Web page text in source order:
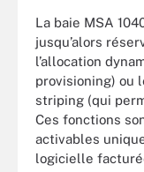
La baie MSA
jusqu’alors
l’allocation
provisioning) ou
striping (qui
Ces fonctions
activables
logicielle